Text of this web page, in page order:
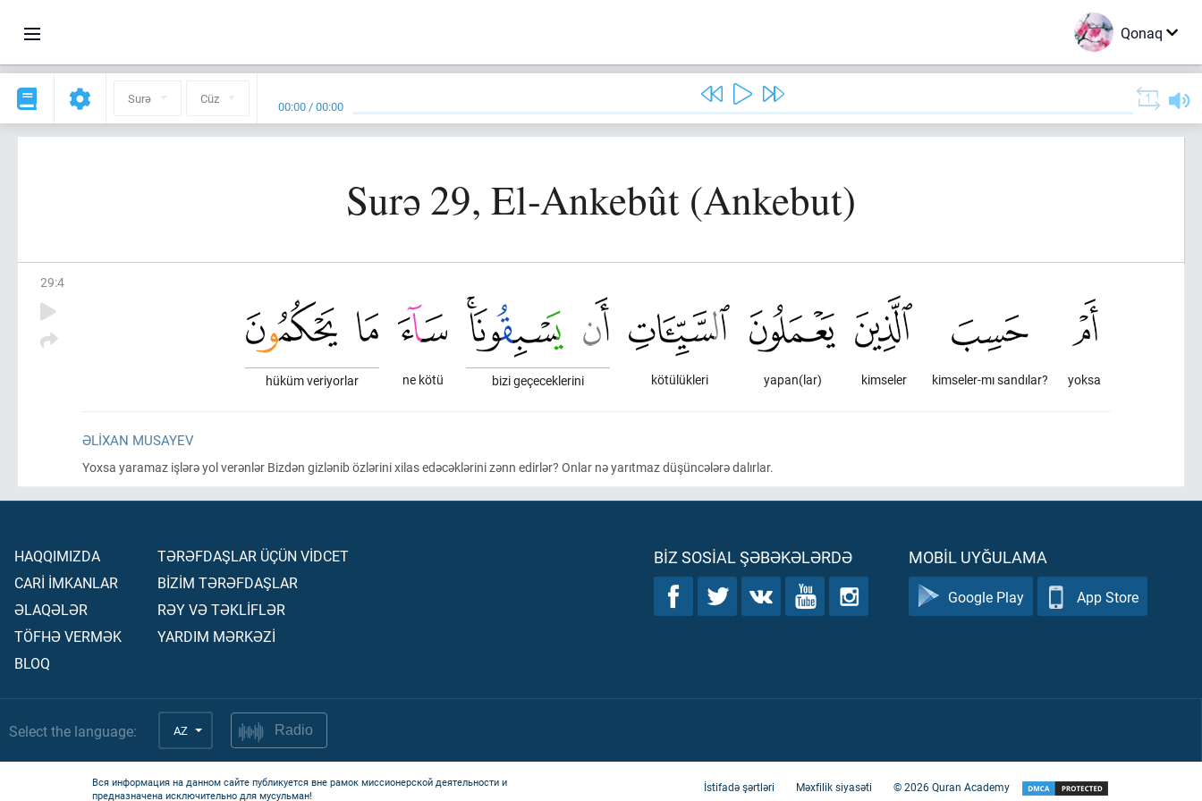
Qonaq
Surə Cüz 00:00 /00:00
Surə 29, El-Ankebût (Ankebut)
29:4
yoksa
kimseler-mı sandılar?
kimseler
yapan(lar)
kötülükleri
bizi geçeceklerini
ne kötü
hüküm veriyorlar
ƏLIXAN MUSAYEV
Yoxsa yaramaz işlərə yol verənlər Bizdən gizlənib özlərini xilas edəcəklərini zənn edirlər? Onlar nə yarıtmaz düşüncələrə dalırlar.
HAQQIMIZDA
CARİ İMKANLAR
ƏLAQƏLƏR
TÖFHƏ VERMƏK
BLOQ
TƏRƏFDAŞLAR ÜÇÜN VİDCET
BİZİM TƏRƏFDAŞLAR
RƏY VƏ TƏKLİFLƏR
YARDIM MƏRKƏZİ
BIZ SOSIAL ŞƏBƏKƏLƏRDƏ MOBIL UYĞULAMA
Google Play App Store
Select the language: AZ Radio
Вся информация на данном сайте публикуется вне рамок миссионерской деятельности и
предназначена исключительно для мусульман!
İstifadə şərtləri Məxfilik siyasəti ©2026Quran Academy